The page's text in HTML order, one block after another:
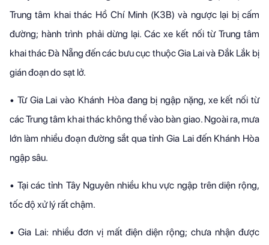
Trung tâm khai thác Hồ Chí Minh (K3B) và ngược lại bị cấm
đường; hành trình phải dừng lại. Các xe kết nối từ Trung tâm
khai thác Đà Nẵng đến các bưu cục thuộc Gia Lai và Đắk Lắk bị
gián đoạn do sạt lở.
• Từ Gia Lai vào Khánh Hòa đang bị ngập nặng, xe kết nối từ
các Trung tâm khai thác không thể vào bàn giao. Ngoài ra, mưa
lớn làm nhiều đoạn đường sắt qua tỉnh Gia Lai đến Khánh Hòa
ngập sâu.
• Tại các tỉnh Tây Nguyên nhiều khu vực ngập trên diện rộng,
tốc độ xử lý rất chậm.
• Gia Lai: nhiều đơn vị mất điện diện rộng; chưa nhận được